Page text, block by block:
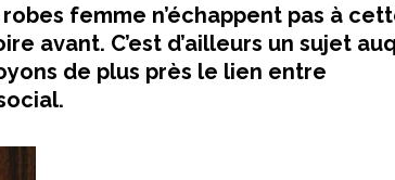
femme n’échappent pas à
avant. C’est d’ailleurs un sujet
de plus près le lien entre